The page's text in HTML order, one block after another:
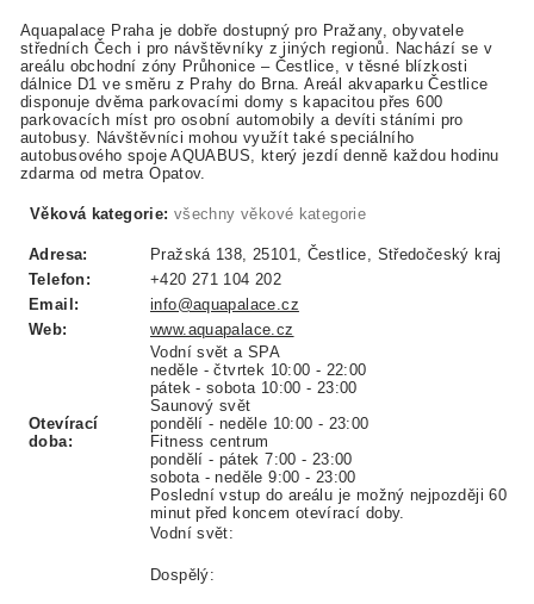
Aquapalace Praha je dobře dostupný pro Pražany, obyvatele
středních Čech i pro návštěvníky z jiných regionů. Nachází se v
areálu obchodní zóny Průhonice – Čestlice, v těsné blízkosti
dálnice D1 ve směru z Prahy do Brna. Areál akvaparku Čestlice
disponuje dvěma parkovacími domy s kapacitou přes 600
parkovacích míst pro osobní automobily a devíti stáními pro
autobusy. Návštěvníci mohou využít také speciálního
autobusového spoje AQUABUS, který jezdí denně každou hodinu
zdarma od metra Opatov.
Věková kategorie: všechny věkové kategorie
Adresa:
Pražská 138, 25101, Čestlice, Středočeský kraj
Telefon:
+420 271 104 202
Email:
info@aquapalace.cz
Web:
www.aquapalace.cz
Otevírací
doba:
Vodní svět a SPA
neděle - čtvrtek 10:00 - 22:00
pátek - sobota 10:00 - 23:00
Saunový svět
pondělí - neděle 10:00 - 23:00
Fitness centrum
pondělí - pátek 7:00 - 23:00
sobota - neděle 9:00 - 23:00
Poslední vstup do areálu je možný nejpozději 60
minut před koncem otevírací doby.
Vodní svět:
Dospělý: